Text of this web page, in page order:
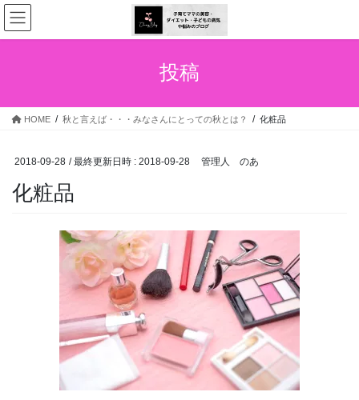
コ
ン
テ
ス
ナ
ビ
ゲ
ン
投稿
HOME 秋と言えば・・・みなさんにとっての秋とは？ 化粧品
2018-09-28 / 最終更新日時 : 2018-09-28 管理人 のあ
化粧品